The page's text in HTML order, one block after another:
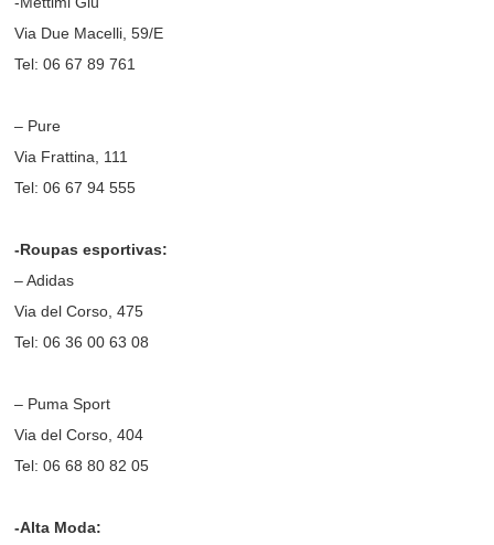
Via Due Macelli, 59/E
Tel: 06 67 89 761
– Pure
Via Frattina, 111
Tel: 06 67 94 555
-Roupas esportivas:
– Adidas
Via del Corso, 475
Tel: 06 36 00 63 08
– Puma Sport
Via del Corso, 404
Tel: 06 68 80 82 05
-Alta Moda: